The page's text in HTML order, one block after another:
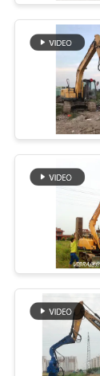
MAPPA
PRIVACY
POLICY